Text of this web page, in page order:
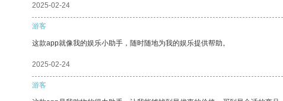
2025-02-24
游客
这款app就像我的娱乐小助手，随时随地为我的娱乐提供帮助。
2025-02-24
游客